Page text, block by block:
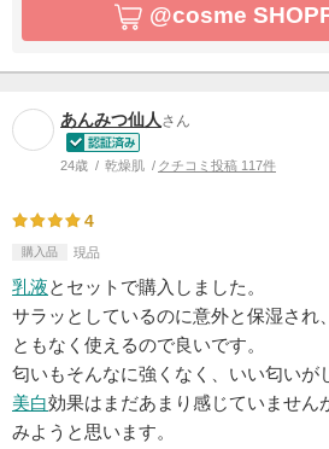
@cosme
あんみつ仙人 さん
24歳 乾燥肌 クチコミ投稿 117件
4
購入品 現品
乳液とセットで購入しました。
サラッとしているのに意外と保湿され
ともなく使えるので良いです。
匂いもそんなに強くなく、いい匂いが
美白効果はまだあまり感じていません
みようと思います。